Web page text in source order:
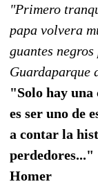
"Primero
papa volvera
guantes
Guardaparque
"Solo hay una
es ser uno de
a contar la
perdedores..."
Homer